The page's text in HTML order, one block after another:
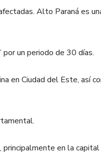
Alto Paraná es
un periodo de 30 días.
en Ciudad del Este, así
en la